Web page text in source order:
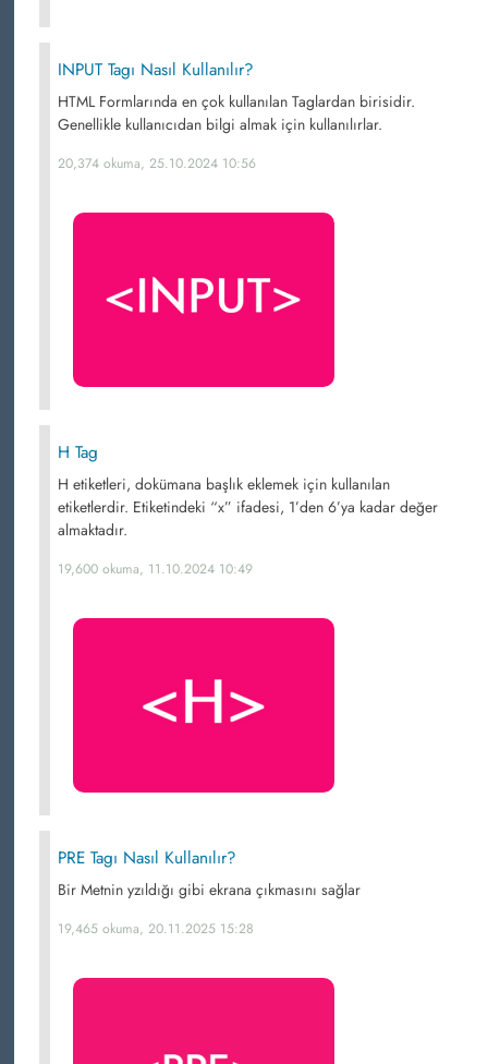
INPUT Tagı Nasıl Kullanılır?
HTML Formlarında en çok kullanılan Taglardan birisidir.
Genellikle kullanıcıdan bilgi almak için kullanılırlar.
20,374 okuma, 25.10.2024 10:56
H Tag
H etiketleri, dokümana başlık eklemek için kullanılan
etiketlerdir. Etiketindeki “x” ifadesi, 1’den 6’ya kadar değer
almaktadır.
19,600 okuma, 11.10.2024 10:49
PRE Tagı Nasıl Kullanılır?
Bir Metnin yzıldığı gibi ekrana çıkmasını sağlar
19,465 okuma, 20.11.2025 15:28